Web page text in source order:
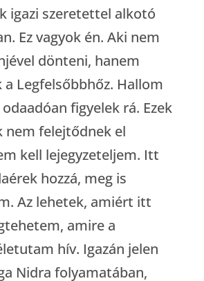
igazi szeretettel alkotó
Ez vagyok én. Aki nem
dönteni, hanem
Legfelsőbbhőz. Hallom
figyelek rá. Ezek
nem felejtődnek el
kell lejegyzeteljem. Itt
hozzá, meg is
Az lehetek, amiért itt
amire a
hív. Igazán jelen
Nidra folyamatában,